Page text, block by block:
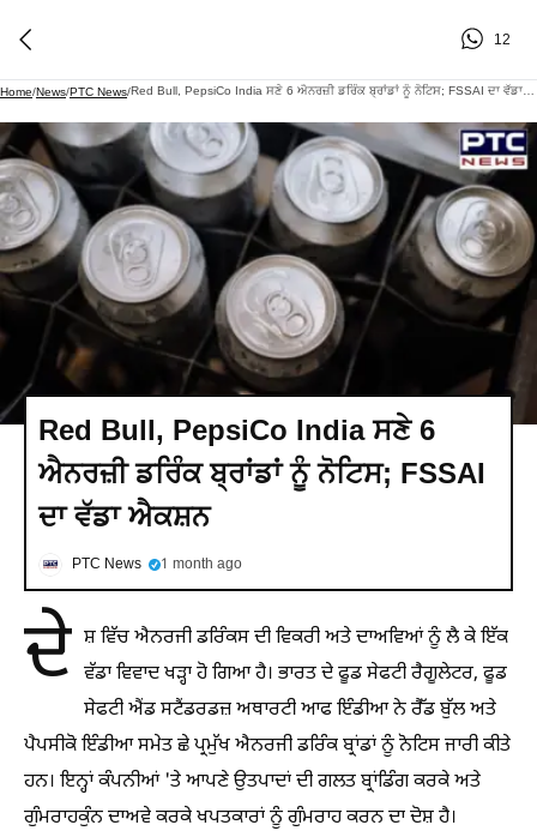
12
Home/News/PTC News/
Red Bull, PepsiCo India ਸਣੇ 6
ਐਨਰਜ਼ੀ ਡਰਿੰਕ ਬ੍ਰਾਂਡਾਂ ਨੂੰ ਨੋਟਿਸ; FSSAI
ਦਾ ਵੱਡਾ ਐਕਸ਼ਨ
PTC News 1 month ago
ਦੇ ਸ਼ ਵਿੱਚ ਐਨਰਜੀ ਡਰਿੰਕਸ ਦੀ ਵਿਕਰੀ ਅਤੇ ਦਾਅਵਿਆਂ ਨੂੰ ਲੈ ਕੇ ਇੱਕ
ਵੱਡਾ ਵਿਵਾਦ ਖੜ੍ਹਾ ਹੋ ਗਿਆ ਹੈ। ਭਾਰਤ ਦੇ ਫੂਡ ਸੇਫਟੀ ਰੈਗੂਲੇਟਰ, ਫੂਡ
ਸੇਫਟੀ ਐਂਡ ਸਟੈਂਡਰਡਜ਼ ਅਥਾਰਟੀ ਆਫ ਇੰਡੀਆ ਨੇ ਰੈੱਡ ਬੁੱਲ ਅਤੇ
ਪੈਪਸੀਕੋ ਇੰਡੀਆ ਸਮੇਤ ਛੇ ਪ੍ਰਮੁੱਖ ਐਨਰਜੀ ਡਰਿੰਕ ਬ੍ਰਾਂਡਾਂ ਨੂੰ ਨੋਟਿਸ ਜਾਰੀ ਕੀਤੇ
ਹਨ। ਇਨ੍ਹਾਂ ਕੰਪਨੀਆਂ 'ਤੇ ਆਪਣੇ ਉਤਪਾਦਾਂ ਦੀ ਗਲਤ ਬ੍ਰਾਂਡਿੰਗ ਕਰਕੇ ਅਤੇ
ਗੁੰਮਰਾਹਕੁੰਨ ਦਾਅਵੇ ਕਰਕੇ ਖਪਤਕਾਰਾਂ ਨੂੰ ਗੁੰਮਰਾਹ ਕਰਨ ਦਾ ਦੋਸ਼ ਹੈ।